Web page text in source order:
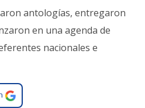
antologías, entregaron
en una agenda de
nacionales e